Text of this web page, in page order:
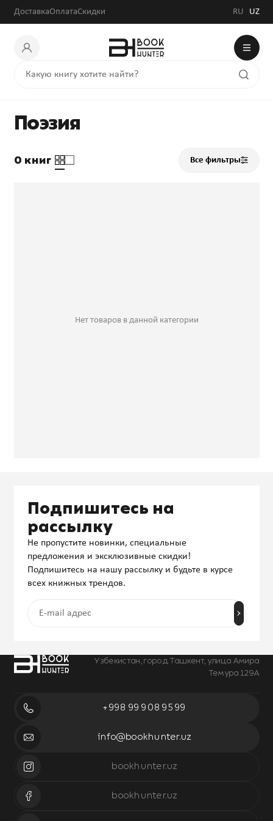
ДоставкаОплатаСкидки RU UZ
Поэзия
0 книг Все фильтры
Нет товаров в данной категории
Узбекистан, город Ташкент, улица Амира
Темура 129А
+998 99 908 95 99
info@bookhunter.uz
bookhunter.uz
bookhunter.uz
Подпишитесь на
рассылку
Не пропустите новинки, специальные
предложения и эксклюзивные скидки!
Подпишитесь на нашу рассылку и будьте в курсе
всех книжных трендов.